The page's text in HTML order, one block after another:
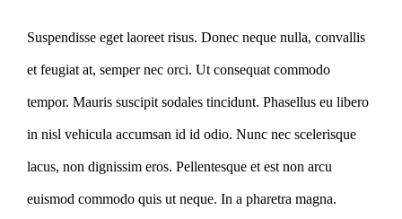
Suspendisse eget laoreet risus. Donec neque nulla, convallis
et feugiat at, semper nec orci. Ut consequat commodo
tempor. Mauris suscipit sodales tincidunt. Phasellus eu libero
in nisl vehicula accumsan id id odio. Nunc nec scelerisque
lacus, non dignissim eros. Pellentesque et est non arcu
euismod commodo quis ut neque. In a pharetra magna.